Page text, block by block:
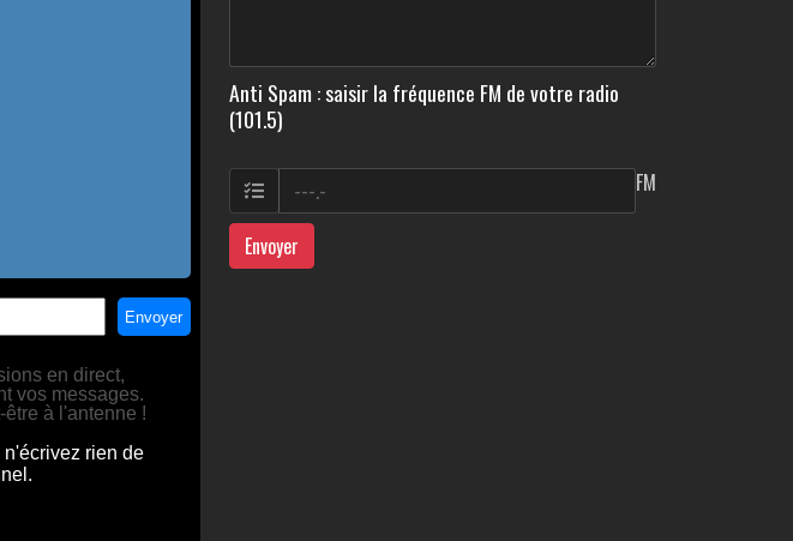
Anti Spam : saisir la fréquence FM de votre radio
(101.5)
FM
Envoyer